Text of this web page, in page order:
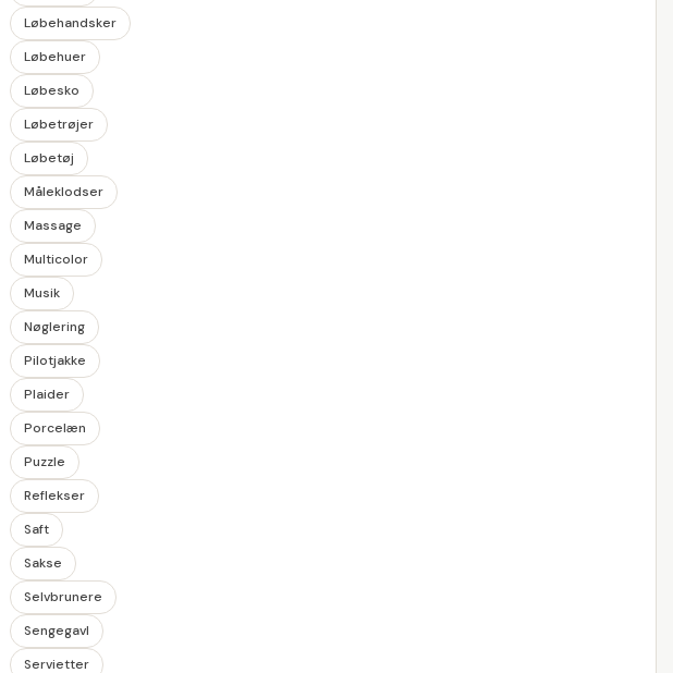
Løbehandsker
Løbehuer
Løbesko
Løbetrøjer
Løbetøj
Måleklodser
Massage
Multicolor
Musik
Nøglering
Pilotjakke
Plaider
Porcelæn
Puzzle
Reflekser
Saft
Sakse
Selvbrunere
Sengegavl
Servietter